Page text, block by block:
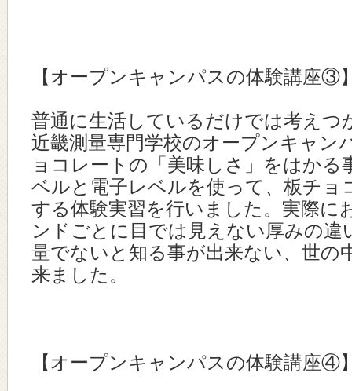
【オープンキャンパスの体験講座③
普通に生活しているだけでは考えつ
近畿測量専門学校のオープンキャン
ョコレートの「美味しさ」をはかる
ベルと電子レベルを使って、板チョ
する体験実習を行いました。実際に
ンドごとに目では見えない厚みの
量でないと知る事が出来ない、世の
来ました。
【オープンキャンパスの体験講座④